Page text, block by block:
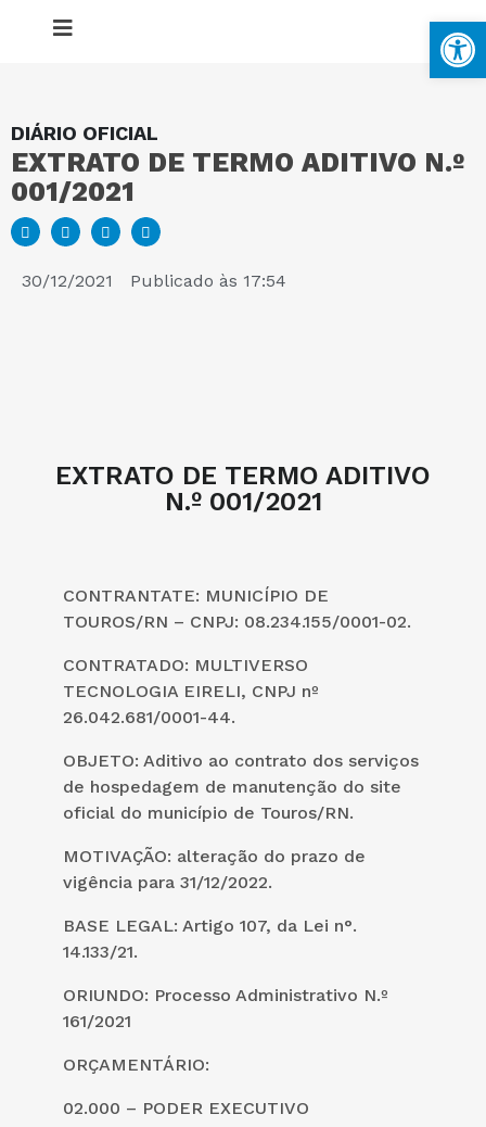
DIÁRIO OFICIAL
EXTRATO DE TERMO ADITIVO N.º
001/2021
30/12/2021 Publicado às 17:54
EXTRATO DE TERMO ADITIVO
N.º 001/2021
CONTRANTATE: MUNICÍPIO DE
TOUROS/RN – CNPJ: 08.234.155/0001-02.
CONTRATADO: MULTIVERSO
TECNOLOGIA EIRELI, CNPJ nº
26.042.681/0001-44.
OBJETO: Aditivo ao contrato dos serviços
de hospedagem de manutenção do site
oficial do município de Touros/RN.
MOTIVAÇÃO: alteração do prazo de
vigência para 31/12/2022.
BASE LEGAL: Artigo 107, da Lei n°.
14.133/21.
ORIUNDO: Processo Administrativo N.º
161/2021
ORÇAMENTÁRIO:
02.000 – PODER EXECUTIVO
MAPA DO SITE
PORTAL DA TRANSPARÊNCIA
E-SIC